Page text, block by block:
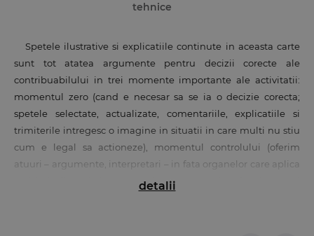
tehnice
Spetele ilustrative si explicatiile continute in aceasta carte
sunt tot atatea argumente pentru decizii corecte ale
contribuabilului in trei momente importante ale activitatii:
momentul zero (cand e necesar sa se ia o decizie corecta;
spetele selectate, actualizate, comentariile, explicatiile si
trimiterile intregesc o imagine in situatii in care multi nu stiu
cum e legal sa actioneze), momentul controlului (oferim
atuuri – argumente, interpretari – in fata organelor care aplica
legislatia fiscala) si momentul argumentarii in fata instantei
detalii